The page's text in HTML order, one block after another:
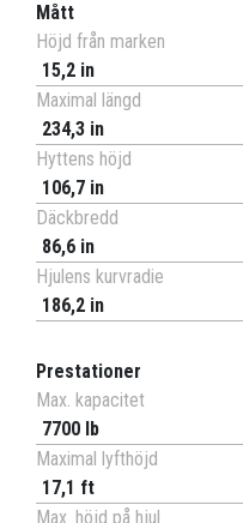
Mått
Höjd från marken
15,2 in
Maximal längd
234,3 in
Hyttens höjd
106,7 in
Däckbredd
86,6 in
Hjulens kurvradie
186,2 in
Prestationer
Max. kapacitet
7700 lb
Maximal lyfthöjd
17,1 ft
Max. höjd på hjul